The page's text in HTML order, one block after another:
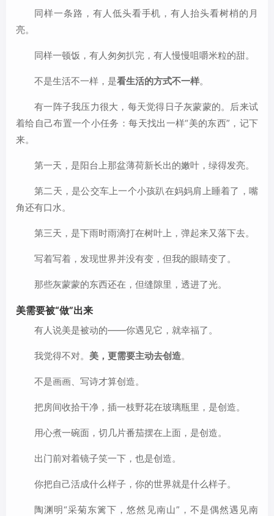
同样一条路，有人低头看手机，有人抬头看树梢的月
亮。
同样一顿饭，有人匆匆扒完，有人慢慢咀嚼米粒的甜。
不是生活不一样，是看生活的方式不一样。
有一阵子我压力很大，每天觉得日子灰蒙蒙的。后来试
着给自己布置一个小任务：每天找出一样“美的东西”，记下
来。
第一天，是阳台上那盆薄荷新长出的嫩叶，绿得发亮。
第二天，是公交车上一个小孩趴在妈妈肩上睡着了，嘴
角还有口水。
第三天，是下雨时雨滴打在树叶上，弹起来又落下去。
写着写着，发现世界并没有变，但我的眼睛变了。
那些灰蒙蒙的东西还在，但缝隙里，透进了光。
美需要被“做”出来
有人说美是被动的——你遇见它，就幸福了。
我觉得不对。 美，更需要主动去创造。
不是画画、写诗才算创造。
把房间收拾干净，插一枝野花在玻璃瓶里，是创造。
用心煮一碗面，切几片番茄摆在上面，是创造。
出门前对着镜子笑一下，也是创造。
你把自己活成什么样子，你的世界就是什么样子。
陶渊明“采菊东篱下，悠然见南山”，不是偶然遇见南